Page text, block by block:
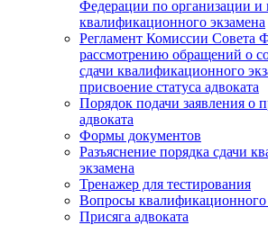
Федерации по организации и
квалификационного экзамена
Регламент Комиссии
рассмотрению обращений о
сдачи квалификационного
присвоение статуса адвоката
Порядок подачи заявления о
адвоката
Формы документов
Разъяснение порядка сдачи
экзамена
Тренажер для тестирования
Вопросы квалификационного
Присяга адвоката